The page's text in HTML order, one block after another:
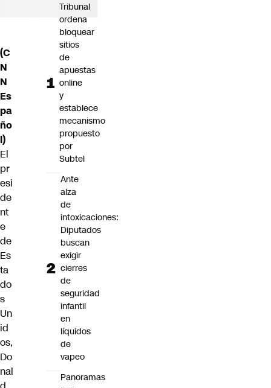
(C
N
N
Es
pa
ño
l)
El
pr
esi
de
nt
e
de
Es
ta
do
s
Un
id
os,
Do
nal
Tribunal
ordena
bloquear
sitios
de
apuestas
online
y
establece
mecanismo
propuesto
por
Subtel
Ante
alza
de
intoxicaciones:
Diputados
buscan
exigir
cierres
de
seguridad
infantil
en
líquidos
de
vapeo
Panoramas